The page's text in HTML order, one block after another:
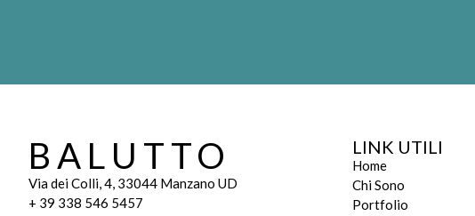
BALUTTO
Via dei Colli, 4, 33044 Manzano UD
+ 39 338 546 5457
LINK UTILI
Home
Chi Sono
Portfolio